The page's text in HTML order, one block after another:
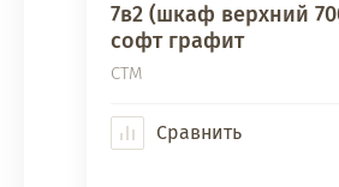
7в2 (шкаф верхний
софт графит
СТМ
Сравнить